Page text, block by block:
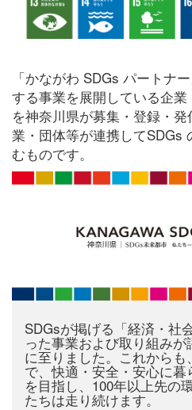
「かながわ SDGs パートナ
する事業を展開している企
を神奈川県が募集・登録・
業・団体等が連携してSDGs
むものです。
SDGsが掲げる「経済・社
った事業および取り組み
に至りました。これから
で、快適・安全・安心に
を目指し、100年以上先の
たちは走り続けます。